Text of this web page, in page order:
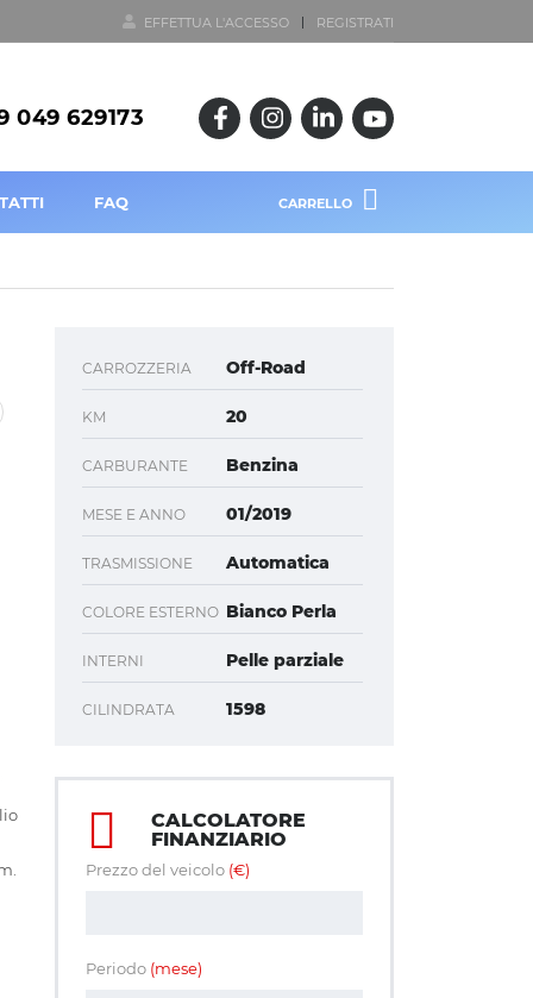
EFFETTUA L'ACCESSO REGISTRATI
049 629173
CARRELLO
FAQ
CARROZZERIA Off-Road
KM 20
CARBURANTE Benzina
MESE E ANNO 01/2019
TRASMISSIONE Automatica
COLORE ESTERNO Bianco Perla
INTERNI Pelle parziale
CILINDRATA 1598
CALCOLATORE
FINANZIARIO
Prezzo del veicolo (€)
Periodo (mese)